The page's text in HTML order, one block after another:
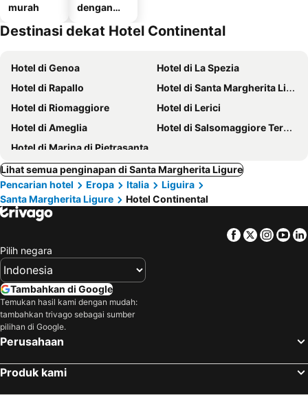
murah
dengan
parkir
Destinasi dekat Hotel Continental
Hotel di Genoa
Hotel di La Spezia
Hotel di Rapallo
Hotel di Santa Margherita Ligure
Hotel di Riomaggiore
Hotel di Lerici
Hotel di Ameglia
Hotel di Salsomaggiore Terme
Hotel di Marina di Pietrasanta
Lihat semua penginapan di Santa Margherita Ligure
Pencarian hotel
Eropa Italia
Liguira
Santa Margherita Ligure
Hotel Continental
Facebook
Twitter
Pilih negara
Tambahkan di Google
Temukan hasil kami dengan mudah:
tambahkan trivago sebagai sumber
pilihan di Google.
Perusahaan
Produk kami